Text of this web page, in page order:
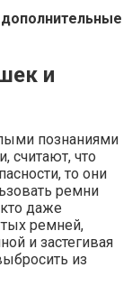
и
познаниями
считают, что
то они
ремни
даже
ремней,
и застегивая
из